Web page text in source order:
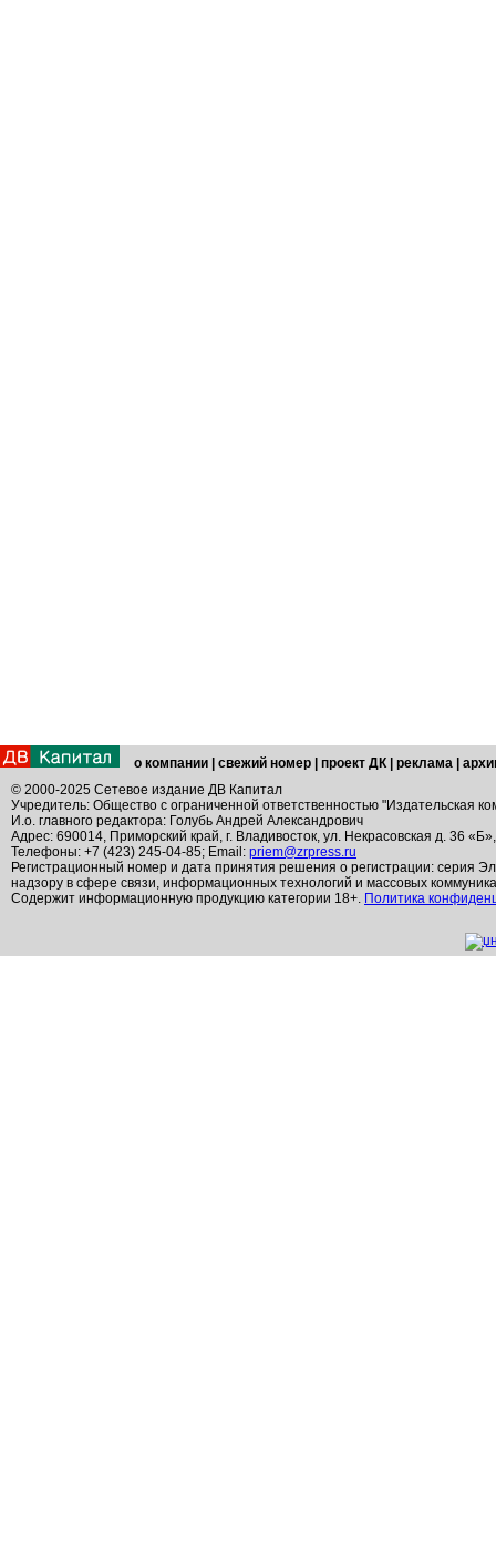
о компании свежий номер проект ДК реклама
© 2000-2025 Сетевое издание ДВ Капитал
Учредитель: Общество с ограниченной ответственностью "Издательская
И.о. главного редактора: Голубь Андрей Александрович
Адрес: 690014, Приморский край, г. Владивосток, ул. Некрасовская д. 36
Телефоны: +7 (423) 245-04-85; Email: priem@zrpress.ru
Регистрационный номер и дата принятия решения о регистрации: серия
надзору в сфере связи, информационных технологий и массовых
Содержит информационную продукцию категории 18+. Политика